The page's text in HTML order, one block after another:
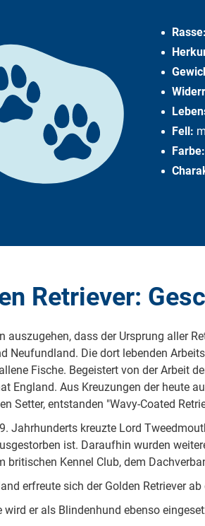
Rasse:
Fell:
Farbe:
Retriever:
auszugehen, dass der Ursprung aller
Neufundland. Die dort lebenden
Fische. Begeistert von der Arbeit
England. Aus Kreuzungen der heute
Setter, entstanden "Wavy-Coated
Jahrhunderts kreuzte Lord
ist. Daraufhin wurden
britischen Kennel Club, dem
erfreute sich der Golden Retriever
wird er als Blindenhund ebenso